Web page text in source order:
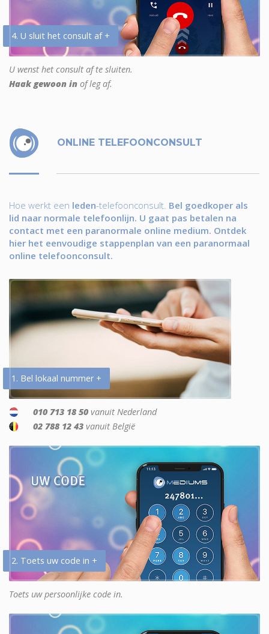
4. U sluit het consult af +
U wenst het consult af te sluiten.
Haak gewoon in of leg af.
ONLINE TELEFOONCONSULT
Hoe werkt een leden-telefoonconsult. Bel goedkoper als
lid naar normale telefoonlijn. U gaat pas betalen na
contact met een paranormale online medium. Ontdek
hier het eenvoudige stappenplan van een paranormaal
online telefoonconsult.
1. Bel lokaal nummer +
010 713 18 50 vanuit Nederland
02 788 12 43 vanuit België
2. Toets uw code in +
Toets uw persoonlijke code in.